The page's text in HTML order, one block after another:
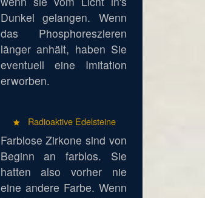
Dunkel gelangen. Wenn
das Phosphoreszieren
länger anhält, haben Sie
eventuell eine Imitation
erworben.
Radioaktive Edelsteine
Farblose Zirkone sind von
Beginn an farblos. Sie
hatten also vorher nie
eine andere Farbe. Wenn